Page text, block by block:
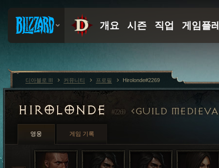
HIROLONDE #2269 GUILD
영웅 게임 기록
디아블로 III 커뮤니티 프로필 Hirolonde#2269